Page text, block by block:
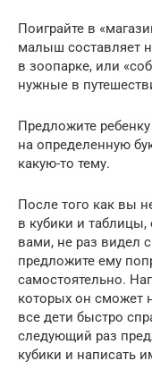
Поиграйте в
малыш составляет
в зоопарке, или
нужные в
Предложите
на определенную
какую-то тему.
После того как вы
в кубики и
вами, не раз видел
предложите ему
самостоятельно.
которых он сможет
все дети быстро
следующий раз
кубики и написать